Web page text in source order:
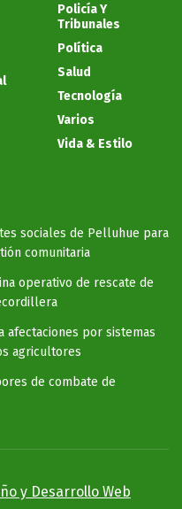
Policía Y
Tribunales
Política
Salud
Tecnología
Varios
Vida & Estilo
sociales de Pelluhue para
comunitaria
operativo de rescate de
afectaciones por sistemas
agricultores
de combate de
y Desarrollo Web